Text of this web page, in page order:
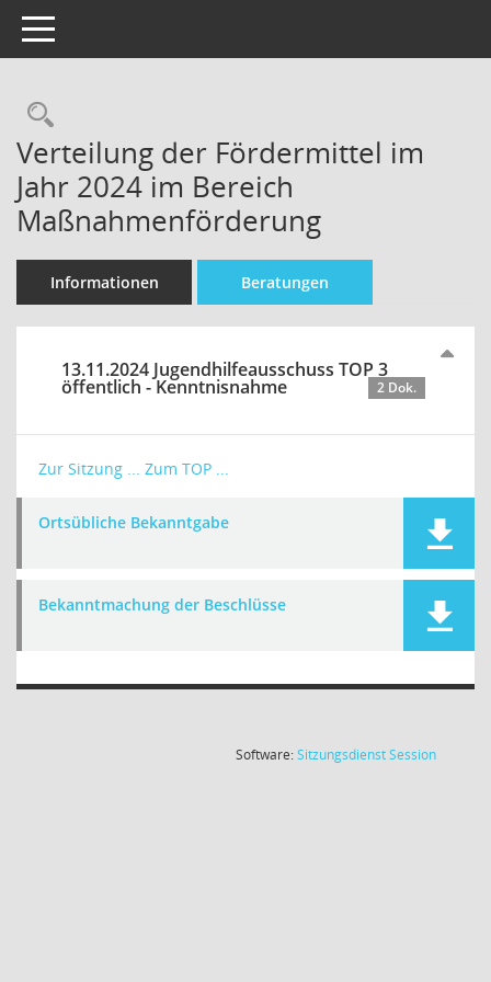
Toggle navigation
Rechercheauswahl
Verteilung der Fördermittel im
Jahr 2024 im Bereich
Maßnahmenförderung
Informationen Beratungen
13.11.2024 Jugendhilfeausschuss TOP 3
öffentlich - Kenntnisnahme 2 Dok.
Zur Sitzung ... Zum TOP ...
Ortsübliche Bekanntgabe
Bekanntmachung der Beschlüsse
Software:SitzungsdienstSession(Wird in